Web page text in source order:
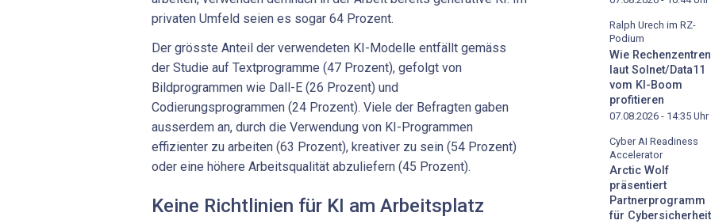
privaten Umfeld seien es sogar 64 Prozent.
Der grösste Anteil der verwendeten KI-Modelle entfällt gemäss
der Studie auf Textprogramme (47 Prozent), gefolgt von
Bildprogrammen wie Dall-E (26 Prozent) und
Codierungsprogrammen (24 Prozent). Viele der Befragten gaben
ausserdem an, durch die Verwendung von KI-Programmen
effizienter zu arbeiten (63 Prozent), kreativer zu sein (54 Prozent)
oder eine höhere Arbeitsqualität abzuliefern (45 Prozent).
Keine Richtlinien für KI am Arbeitsplatz
Ralph Urech im RZ-
Podium
Wie Rechenzentren
laut Solnet/Data11
vom KI-Boom
profitieren
07.08.2026 - 14:35 Uhr
Cyber AI Readiness
Accelerator
Arctic Wolf
präsentiert
Partnerprogramm
für Cybersicherheit